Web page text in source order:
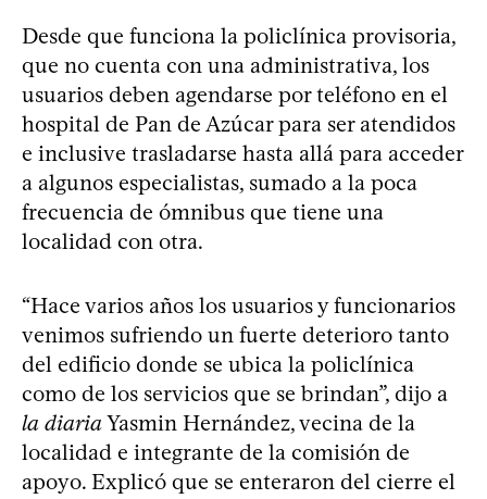
Desde que funciona la policlínica provisoria,
que no cuenta con una administrativa, los
usuarios deben agendarse por teléfono en el
hospital de Pan de Azúcar para ser atendidos
e inclusive trasladarse hasta allá para acceder
a algunos especialistas, sumado a la poca
frecuencia de ómnibus que tiene una
localidad con otra.
“Hace varios años los usuarios y funcionarios
venimos sufriendo un fuerte deterioro tanto
del edificio donde se ubica la policlínica
como de los servicios que se brindan”, dijo a
la diariaYasmin Hernández, vecina de la
localidad e integrante de la comisión de
apoyo. Explicó que se enteraron del cierre el